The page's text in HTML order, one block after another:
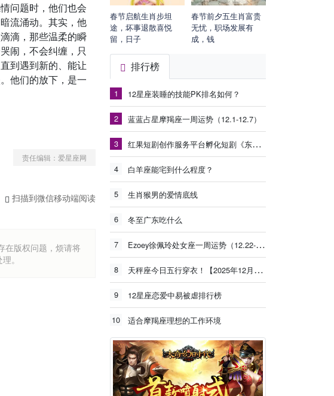
问题时，他们也会
流涌动。其实，他
滴，那些温柔的瞬
闹，不会纠缠，只
到遇到新的、能让
他们的放下，是一
责任编辑：爱星座网
扫描到微信移动端阅读
在版权问题，烦请将
。
春节启航生肖步坦
途，坏事退散喜悦
留，日子
春节前夕五生肖富贵
无忧，职场发展有
成，钱
排行榜
1 12星座装睡的技能PK排名如何？
2 蓝蓝占星摩羯座一周运势（12.1-12.7）
3 红果短剧创作服务平台孵化短剧《东北年代之我的大腰子》观看量破15亿
4 白羊座能宅到什么程度？
5 生肖猴男的爱情底线
6 冬至广东吃什么
7 Ezoey徐佩玲处女座一周运势（12.22-12.28）
8 天秤座今日五行穿衣！【2025年12月26日】
9 12星座恋爱中易被虐排行榜
10 适合摩羯座理想的工作环境